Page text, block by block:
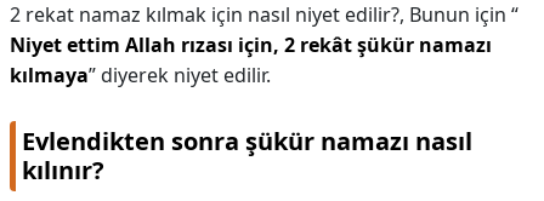
2 rekat namaz kılmak için nasıl niyet edilir?, Bunun için “
Niyet ettim Allah rızası için, 2 rekât şükür namazı
kılmaya” diyerek niyet edilir.
Evlendikten sonra şükür namazı nasıl
kılınır?